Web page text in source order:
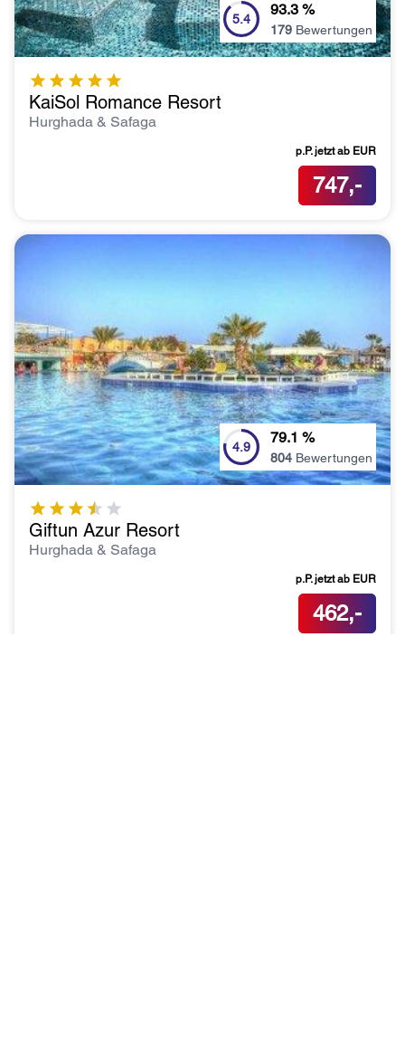
5.4
93.3 %
179 Bewertungen
KaiSol Romance Resort
Hurghada & Safaga
p.P. jetzt ab EUR
747,-
4.9
79.1 %
804 Bewertungen
Giftun Azur Resort
Hurghada & Safaga
p.P. jetzt ab EUR
462,-